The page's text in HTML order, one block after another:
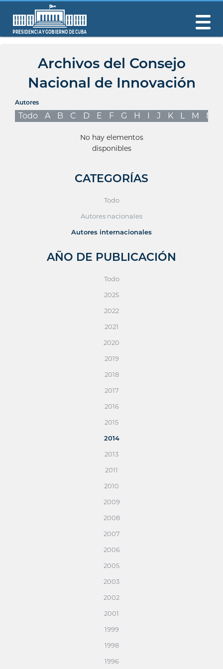
Archivos del Consejo
Nacional de Innovación
Autores
Todo A B C D E F G H I J K L M N
No hay elementos
disponibles
CATEGORÍAS
Todo
Autores nacionales
Autores internacionales
AÑO DE PUBLICACIÓN
Todo
2025
2022
2021
2020
2019
2018
2017
2016
2015
2014
2013
2011
2010
2009
2008
2007
2006
2005
2003
2002
2001
1999
1998
1996